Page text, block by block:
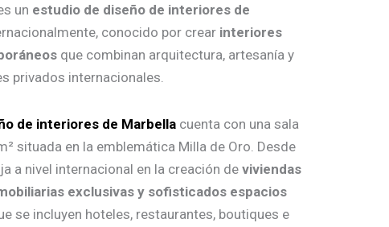
un estudio de diseño de interiores de
conocido por crear interiores
que combinan arquitectura, artesanía y
privados internacionales.
de interiores de Marbella cuenta con una sala
situada en la emblemática Milla de Oro. Desde
a nivel internacional en la creación de viviendas
exclusivas y sofisticados espacios
se incluyen hoteles, restaurantes, boutiques e